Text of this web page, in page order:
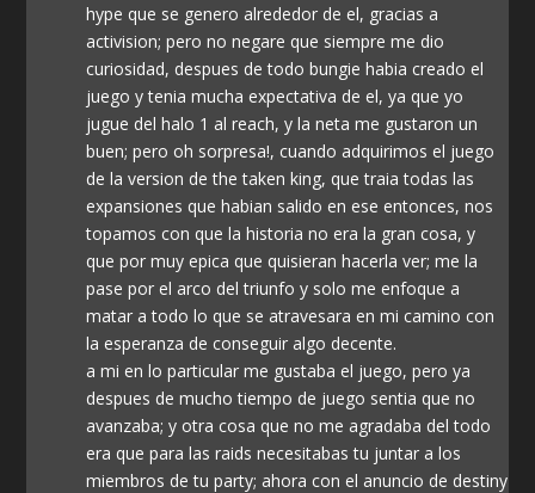
hype que se genero alrededor de el, gracias a
activision; pero no negare que siempre me dio
curiosidad, despues de todo bungie habia creado el
juego y tenia mucha expectativa de el, ya que yo
jugue del halo 1 al reach, y la neta me gustaron un
buen; pero oh sorpresa!, cuando adquirimos el juego
de la version de the taken king, que traia todas las
expansiones que habian salido en ese entonces, nos
topamos con que la historia no era la gran cosa, y
que por muy epica que quisieran hacerla ver; me la
pase por el arco del triunfo y solo me enfoque a
matar a todo lo que se atravesara en mi camino con
la esperanza de conseguir algo decente.
a mi en lo particular me gustaba el juego, pero ya
despues de mucho tiempo de juego sentia que no
avanzaba; y otra cosa que no me agradaba del todo
era que para las raids necesitabas tu juntar a los
miembros de tu party; ahora con el anuncio de destiny